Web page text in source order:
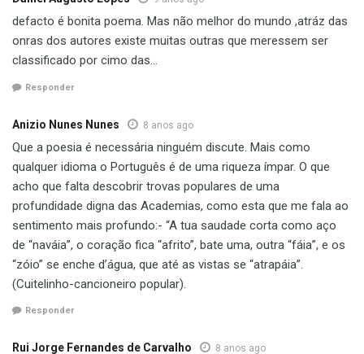
defacto é bonita poema. Mas não melhor do mundo ,atráz das
onras dos autores existe muitas outras que meressem ser
classificado por cimo das…
Responder
Anizio Nunes Nunes 8 anos ago
Que a poesia é necessária ninguém discute. Mais como
qualquer idioma o Português é de uma riqueza ímpar. O que
acho que falta descobrir trovas populares de uma
profundidade digna das Academias, como esta que me fala ao
sentimento mais profundo:- “A tua saudade corta como aço
de “naváia”, o coração fica “afrito”, bate uma, outra “fáia”, e os
“zóio” se enche d’água, que até as vistas se “atrapáia”.
(Cuitelinho-cancioneiro popular).
Responder
Rui Jorge Fernandes de Carvalho 8 anos ago